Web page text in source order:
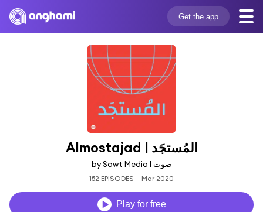
Get the app
Almostajad | المُستجَد
by Sowt Media | صوت
152 EPISODES Mar 2020
Play for free